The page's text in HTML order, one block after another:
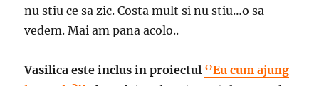
nu stiu ce sa zic. Costa mult si nu stiu…o sa
vedem. Mai am pana acolo..
Vasilica este inclus in proiectul ‘’Eu cum ajung